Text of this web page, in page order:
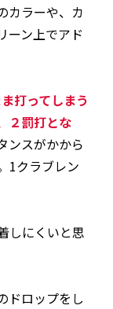
カラーや、カ
ーン上でアド
打ってしまう
２罰打とな
ンスがかから
1クラブレン
しにくいと思
ドロップをし